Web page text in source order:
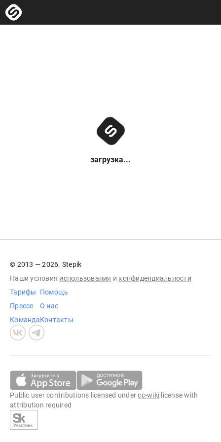
загрузка...
© 2013 — 2026. Stepik
Наши условия использования и конфиденциальности
Тарифы
Прессе
Команда
Помощь
О нас
Контакты
Public user contributions licensed undercc-wiki license with
attribution required